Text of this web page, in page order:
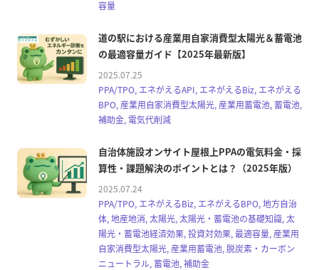
容量
道の駅における産業用自家消費型太陽光＆蓄電池
の最適容量ガイド【2025年最新版】
2025.07.25
PPA/TPO, エネがえるAPI, エネがえるBiz, エネがえる
BPO, 産業用自家消費型太陽光, 産業用蓄電池, 蓄電池,
補助金, 電気代削減
自治体施設オンサイト屋根上PPAの電気料金・採
算性・課題解決のポイントとは？（2025年版）
2025.07.24
PPA/TPO, エネがえるBiz, エネがえるBPO, 地方自治
体, 地産地消, 太陽光, 太陽光・蓄電池の基礎知識, 太
陽光・蓄電池経済効果, 投資対効果, 最適容量, 産業用
自家消費型太陽光, 産業用蓄電池, 脱炭素・カーボン
ニュートラル, 蓄電池, 補助金